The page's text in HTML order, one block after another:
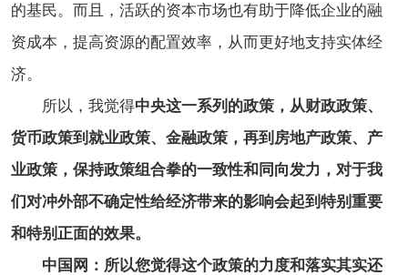
的基民。而且，活跃的资本市场也有助于降低企业的融
资成本，提高资源的配置效率，从而更好地支持实体经
济。
所以，我觉得中央这一系列的政策，从财政政策、
货币政策到就业政策、金融政策，再到房地产政策、产
业政策，保持政策组合拳的一致性和同向发力，对于我
们对冲外部不确定性给经济带来的影响会起到特别重要
和特别正面的效果。
中国网：所以您觉得这个政策的力度和落实其实还